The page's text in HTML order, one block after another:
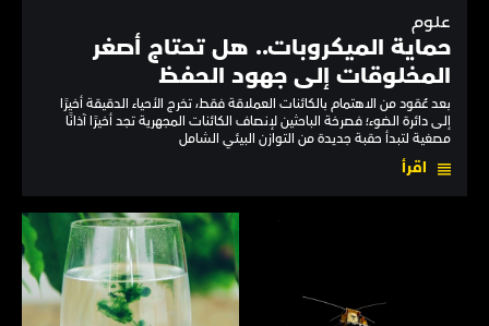
علوم
حماية الميكروبات.. هل تحتاج أصغر
المخلوقات إلى جهود الحفظ
بعد عُقود من الاهتمام بالكائنات العملاقة فقط، تخرج الأحياء الدقيقة أخيرًا
إلى دائرة الضوء؛ فصرخة الباحثين لإنصاف الكائنات المجهرية تجد أخيرًا آذانًا
مصغية لتبدأ حقبة جديدة من التوازن البيئي الشامل
اقرأ